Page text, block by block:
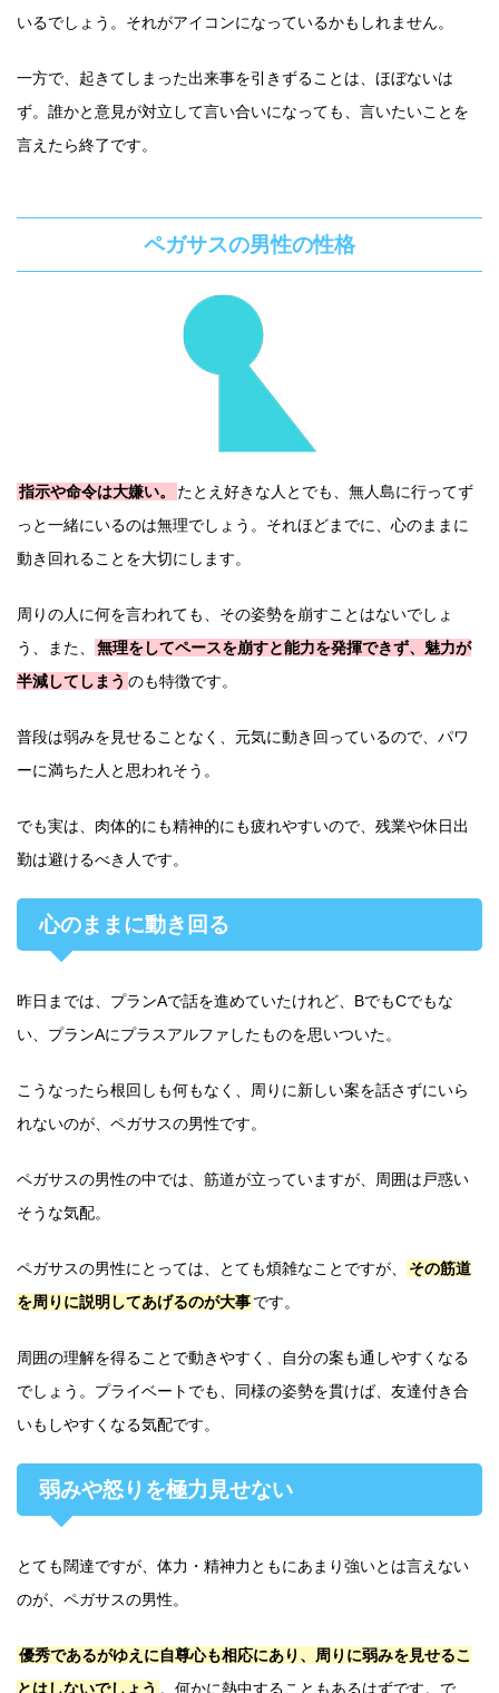
いるでしょう。それがアイコンになっているかもしれません。
一方で、起きてしまった出来事を引きずることは、ほぼないは
ず。誰かと意見が対立して言い合いになっても、言いたいことを
言えたら終了です。
ペガサスの男性の性格
指示や命令は大嫌い。
たとえ好きな人とでも、無人島に行ってず
っと一緒にいるのは無理でしょう。それほどまでに、心のままに
動き回れることを大切にします。
周りの人に何を言われても、その姿勢を崩すことはないでしょ
う、また、
無理をしてペースを崩すと能力を発揮できず、魅力が
半減してしまう のも特徴です。
普段は弱みを見せることなく、元気に動き回っているので、パワ
ーに満ちた人と思われそう。
でも実は、肉体的にも精神的にも疲れやすいので、残業や休日出
勤は避けるべき人です。
心のままに動き回る
昨日までは、プランAで話を進めていたけれど、BでもCでもな
い、プランAにプラスアルファしたものを思いついた。
こうなったら根回しも何もなく、周りに新しい案を話さずにいら
れないのが、ペガサスの男性です。
ペガサスの男性の中では、筋道が立っていますが、周囲は戸惑い
そうな気配。
ペガサスの男性にとっては、とても煩雑なことですが、
その筋道
を周りに説明してあげるのが大事です。
周囲の理解を得ることで動きやすく、自分の案も通しやすくなる
でしょう。プライベートでも、同様の姿勢を貫けば、友達付き合
いもしやすくなる気配です。
弱みや怒りを極力見せない
とても闊達ですが、体力・精神力ともにあまり強いとは言えない
のが、ペガサスの男性。
優秀であるがゆえに自尊心も相応にあり、周りに弱みを見せるこ
とはしないでしょう 。何かに熱中することもあるはずです。で